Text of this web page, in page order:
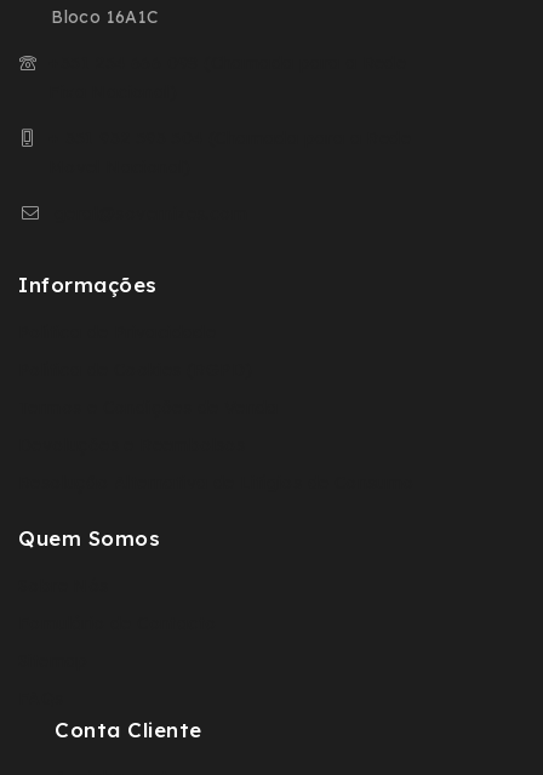
Bloco 16A1C
Informações
Quem Somos
Conta Cliente